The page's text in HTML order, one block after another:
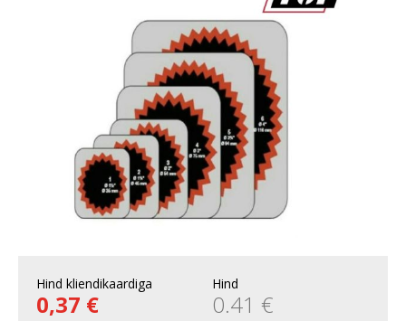
Hind kliendikaardiga
0,37 €
Hind
0.41 €